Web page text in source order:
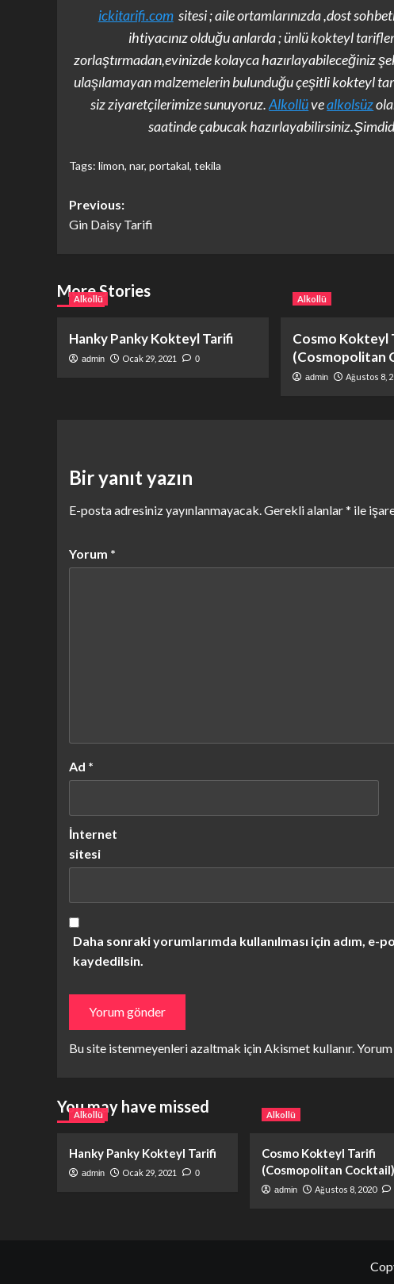
ickitarifi.comsitesi ; aile ortamlarınızda ,dost
ihtiyacınız olduğu anlarda ; ünlü kokteyl
zorlaştırmadan,evinizde kolayca hazırlayabileceğiniz
ulaşılamayan malzemelerin bulunduğu çeşitli kokteyl
siz ziyaretçilerimize sunuyoruz.Alkollüvealkolsüz
saatinde çabucak
Tags: limon, nar, portakal, tekila
Post
navigation
Previous:
Gin Daisy Tarifi
More Stories
Alkollü
Hanky Panky Kokteyl Tarifi
admin Ocak 29, 2021 0
Alkollü
Cosmo Kokteyl
(Cosmopolitan
admin Ağustos 8,
Bir yanıt yazın
E-posta adresiniz yayınlanmayacak.Gerekli alanlar* ile
Yorum *
Ad *
İnternet
sitesi
Daha sonraki yorumlarımda kullanılması için adım, e-
kaydedilsin.
Bu site istenmeyenleri azaltmak için Akismet kullanır.
You may have missed
Alkollü
Hanky Panky Kokteyl Tarifi
admin Ocak 29, 2021 0
Alkollü
Cosmo Kokteyl Tarifi
(Cosmopolitan Cocktail)
admin Ağustos 8, 2020